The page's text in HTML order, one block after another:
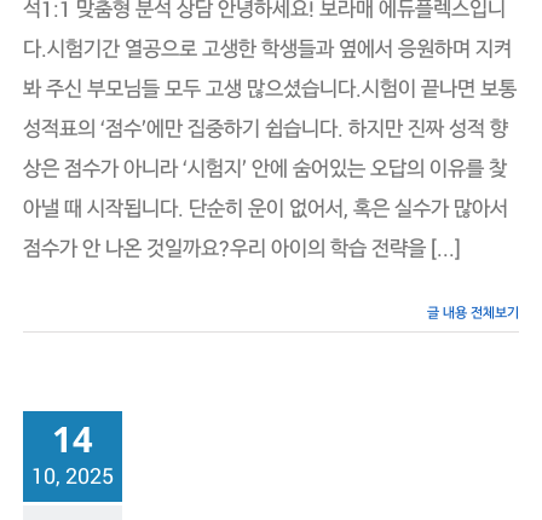
석
1:1
춤
담
내
석1:1 맞춤형 분석 상담 안녕하세요! 보라매 에듀플렉스입니
다.시험기간 열공으로 고생한 학생들과 옆에서 응원하며 지켜
봐 주신 부모님들 모두 고생 많으셨습니다.시험이 끝나면 보통
성적표의 ‘점수’에만 집중하기 쉽습니다. 하지만 진짜 성적 향
상은 점수가 아니라 ‘시험지’ 안에 숨어있는 오답의 이유를 찾
아낼 때 시작됩니다. 단순히 운이 없어서, 혹은 실수가 많아서
점수가 안 나온 것일까요?우리 아이의 학습 전략을 [...]
글 내용 전체보기
14
10, 2025